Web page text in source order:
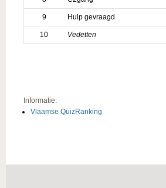
9 Hulp gevraagd
10 Vedetten
Informatie:
Vlaamse QuizRanking